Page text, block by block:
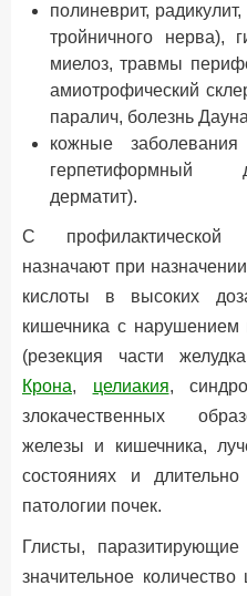
полиневрит,
тройничного нерва),
миелоз, травмы
амиотрофический
паралич, болезнь
кожные
герпетиформный
дерматит).
С профилактической
назначают при
кислоты в высоких
кишечника с
(резекция части
Крона, целиакия,
злокачественных
железы и кишечника,
состояниях и
патологии почек.
Глисты,
значительное